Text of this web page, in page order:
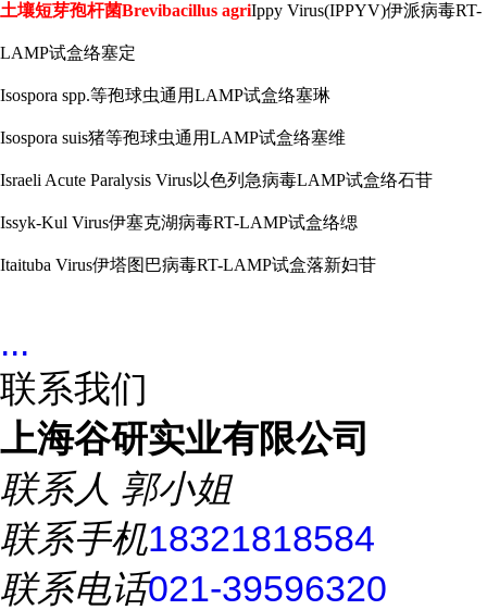
土壤短芽孢杆菌Brevibacillus agriIppy Virus(IPPYV)伊派病毒RT-
LAMP试盒络塞定
Isospora spp.等孢球虫通用LAMP试盒络塞琳
Isospora suis猪等孢球虫通用LAMP试盒络塞维
Israeli Acute Paralysis Virus以色列急病毒LAMP试盒络石苷
Issyk-Kul Virus伊塞克湖病毒RT-LAMP试盒络缌
Itaituba Virus伊塔图巴病毒RT-LAMP试盒落新妇苷
...
联系我们
上海谷研实业有限公司
联系人 郭小姐
联系手机18321818584
联系电话021-39596320